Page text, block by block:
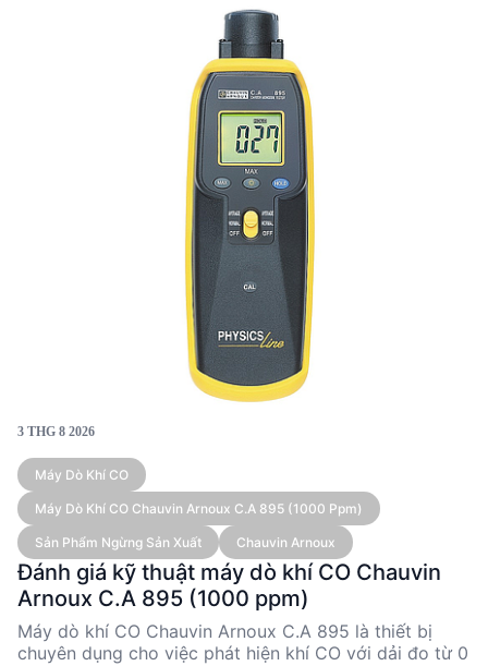
Được sản xuất tại Đài Loan, máy có kích thước nhỏ
gọn và hoạt động bằng pin 9V, phù hợp cho nhiều ứng
dụng công nghiệp và xây dựng.
3 THG 8 2026
Máy Dò Khí CO
Máy Dò Khí CO Chauvin Arnoux C.A 895 (1000 Ppm)
Sản Phẩm Ngừng Sản Xuất Chauvin Arnoux
Đánh giá kỹ thuật máy dò khí CO Chauvin
Arnoux C.A 895 (1000 ppm)
Máy dò khí CO Chauvin Arnoux C.A 895 là thiết bị
chuyên dụng cho việc phát hiện khí CO với dải đo từ 0